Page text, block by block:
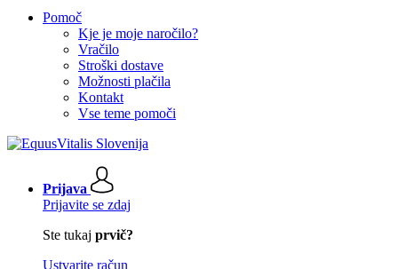
Pomoč
Kje je moje naročilo?
Vračilo
Stroški dostave
Možnosti plačila
Kontakt
Vse teme pomoči
Prijava
Prijavite se zdaj
Ste tukaj prvič?
Ustvarite račun